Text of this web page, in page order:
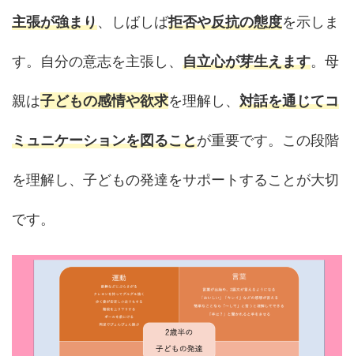
主張が強まり、しばしば拒否や反抗の態度を示しま
す。自分の意志を主張し、 自立心が芽生えます。母
親は子どもの感情や欲求を理解し、 対話を通じてコ
ミュニケーションを図ることが重要です。この段階
を理解し、子どもの発達をサポートすることが大切
です。